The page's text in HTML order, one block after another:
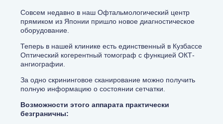
Совсем недавно в наш Офтальмологический центр
прямиком из Японии пришло новое диагностическое
оборудование.
Теперь в нашей клинике есть единственный в Кузбассе
Оптический когерентный томограф с функцией ОКТ-
ангиографии.
За одно скрининговое сканирование можно получить
полную информацию о состоянии сетчатки.
Возможности этого аппарата практически
безграничны: